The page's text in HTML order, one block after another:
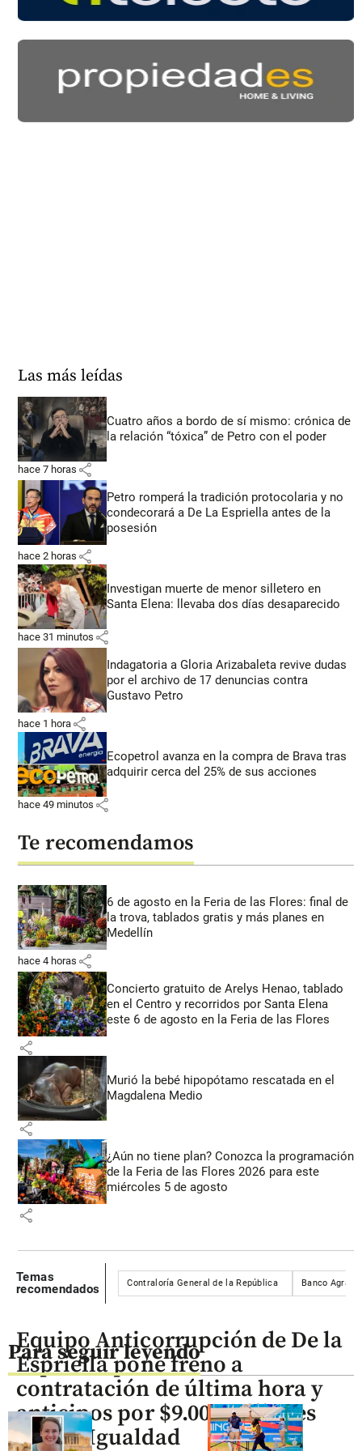
Las más leídas
Cuatro años a bordo de sí mismo: crónica de
la relación “tóxica” de Petro con el poder
hace 7 horas share
Petro romperá la tradición protocolaria y no
condecorará a De La Espriella antes de la
posesión
hace 2 horas share
Investigan muerte de menor silletero en
Santa Elena: llevaba dos días desaparecido
hace 31 minutos share
Indagatoria a Gloria Arizabaleta revive dudas
por el archivo de 17 denuncias contra
Gustavo Petro
hace 1 hora share
Ecopetrol avanza en la compra de Brava tras
adquirir cerca del 25% de sus acciones
hace 49 minutos share
Te recomendamos
6 de agosto en la Feria de las Flores: final de
la trova, tablados gratis y más planes en
Medellín
hace 4 horas share
Concierto gratuito de Arelys Henao, tablado
en el Centro y recorridos por Santa Elena
este 6 de agosto en la Feria de las Flores
share
Murió la bebé hipopótamo rescatada en el
Magdalena Medio
share
¿Aún no tiene plan? Conozca la programación
de la Feria de las Flores 2026 para este
miércoles 5 de agosto
share
Temas
recomendados
Contraloría General de la República Banco Agrario
Para seguir leyendo
Equipo Anticorrupción de De la
Espriella pone freno a
contratación de última hora y
anticipos por $9.000 millones
en MinIgualdad